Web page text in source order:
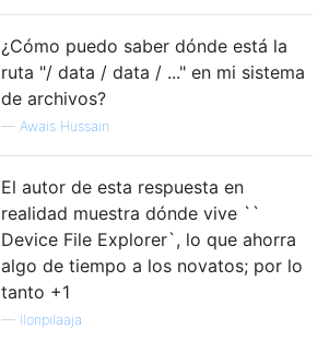
¿Cómo puedo saber dónde está la
ruta "/ data / data / ..." en mi sistema
de archivos?
— Awais Hussain
El autor de esta respuesta en
realidad muestra dónde vive ``
Device File Explorer`, lo que ahorra
algo de tiempo a los novatos; por lo
tanto +1
— Ilonpilaaja